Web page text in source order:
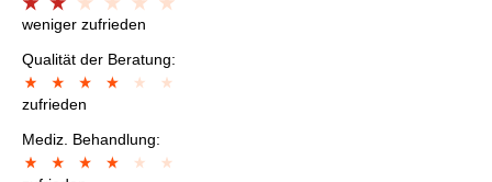
weniger zufrieden
Qualität der Beratung:
zufrieden
Mediz. Behandlung: